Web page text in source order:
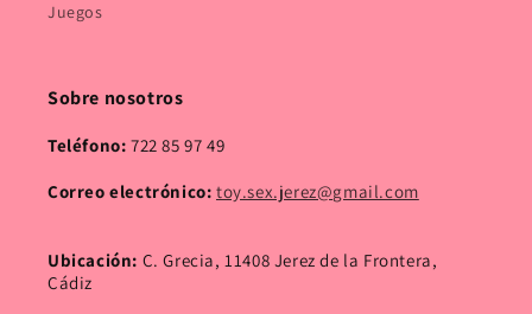
Juegos
Sobre nosotros
Teléfono: 722 85 97 49
Correo electrónico: toy.sex.jerez@gmail.com
Ubicación: C. Grecia, 11408 Jerez de la Frontera,
Cádiz